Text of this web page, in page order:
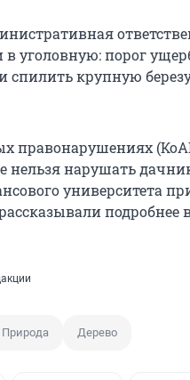
уголовную: порог
спилить крупную
правонарушениях
нельзя нарушать
университета
подробнее
Природа Дерево